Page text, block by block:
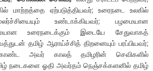
மாற்றத்தை ஏற்படுத்தியவர்; உரைநடை உலகில்
உண்டாக்கியவர்; பழமையான
உரைநடைக்கும் இடையே சேதுவாகத்
தமிழ் ஆராய்ச்சித் திறனையும் பரப்பியவர்;
அவர் காலத் தமிழரின் செவிகளில்
நடைகளை ஓதி அவர்தம் நெஞ்சக்களனில் தமிழ்